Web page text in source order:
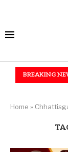
BREAKING
IGKV में
Home »